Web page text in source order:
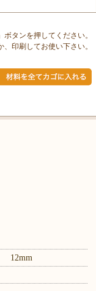
」ボタンを押してください。
印刷してお使い下さい。
12mm